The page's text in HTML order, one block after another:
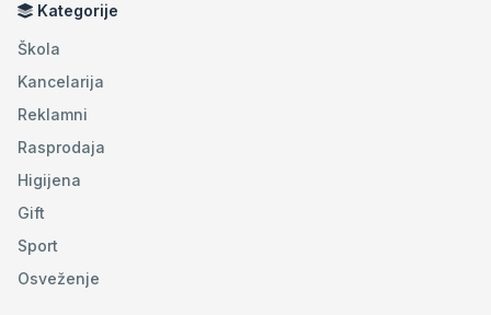
Kategorije
Škola
Kancelarija
Reklamni
Rasprodaja
Higijena
Gift
Sport
Osveženje